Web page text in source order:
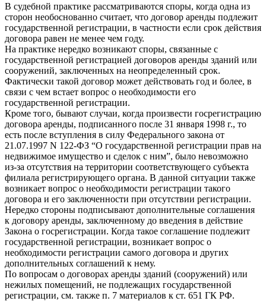
В судебной практике рассматриваются споры, когда одна из
сторон необоснованно считает, что договор аренды подлежит
государственной регистрации, в частности если срок действия
договора равен не менее чем году.
На практике нередко возникают споры, связанные с
государственной регистрацией договоров аренды зданий или
сооружений, заключенных на неопределенный срок.
Фактически такой договор может действовать год и более, в
связи с чем встает вопрос о необходимости его
государственной регистрации.
Кроме того, бывают случаи, когда произвести госрегистрацию
договора аренды, подписанного после 31 января 1998 г., то
есть после вступления в силу Федерального закона от
21.07.1997 N 122-ФЗ “О государственной регистрации прав на
недвижимое имущество и сделок с ним”, было невозможно
из-за отсутствия на территории соответствующего субъекта
филиала регистрирующего органа. В данной ситуации также
возникает вопрос о необходимости регистрации такого
договора и его заключенности при отсутствии регистрации.
Нередко стороны подписывают дополнительные соглашения
к договору аренды, заключенному до введения в действие
Закона о госрегистрации. Когда такое соглашение подлежит
государственной регистрации, возникает вопрос о
необходимости регистрации самого договора и других
дополнительных соглашений к нему.
По вопросам о договорах аренды зданий (сооружений) или
нежилых помещений, не подлежащих государственной
регистрации, см. также п. 7 материалов к ст. 651 ГК РФ.